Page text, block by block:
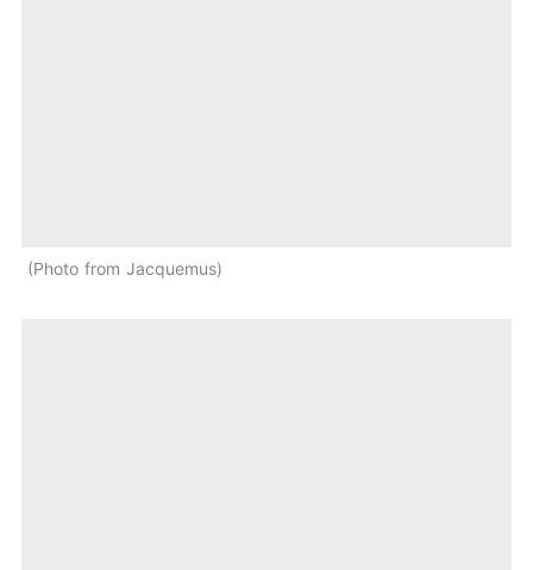
Photo from Jacquemus